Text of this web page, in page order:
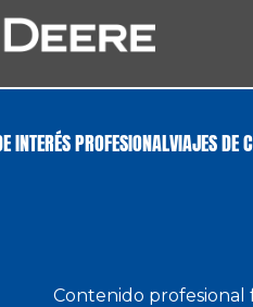
INTERÉS PROFESIONALVIAJES DE
Contenido profesional